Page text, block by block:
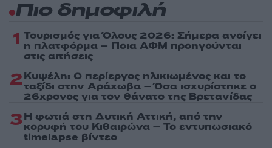
Πιο δημοφιλή
1 Τουρισμός για Όλους 2026: Σήμερα ανοίγει
η πλατφόρμα – Ποια ΑΦΜ προηγούνται
στις αιτήσεις
2Κυψέλη: Ο περίεργος ηλικιωμένος και το
ταξίδι στην Αράχωβα – Όσα ισχυρίστηκε ο
26χρονος για τον θάνατο της Βρετανίδας
3Η φωτιά στη Δυτική Αττική, από την
κορυφή του Κιθαιρώνα – Το εντυπωσιακό
timelapse βίντεο